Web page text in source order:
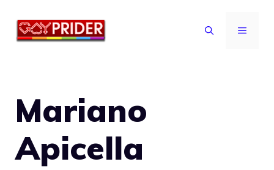
MENU
Mariano
Apicella